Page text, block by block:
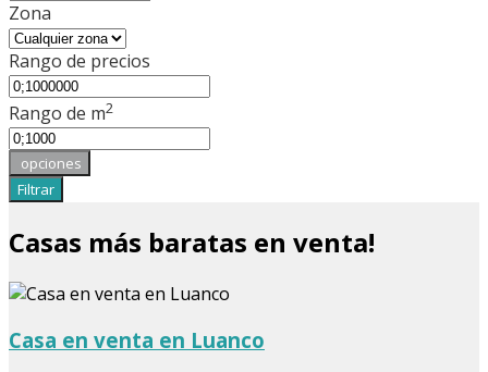
Zona
Rango de precios
Rango de m2
opciones
Filtrar
Casas más baratas en venta!
Casa en venta en Luanco